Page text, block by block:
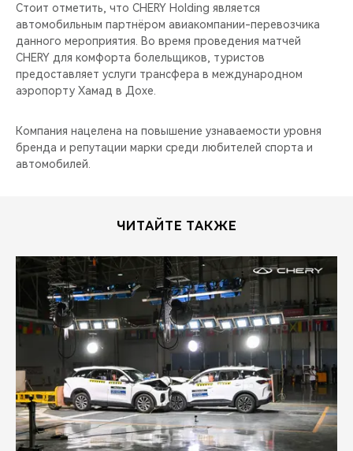
Стоит отметить, что CHERY Holding является
автомобильным партнёром авиакомпании-перевозчика
данного мероприятия. Во время проведения матчей
CHERY для комфорта болельщиков, туристов
предоставляет услуги трансфера в международном
аэропорту Хамад в Дохе.
Компания нацелена на повышение узнаваемости уровня
бренда и репутации марки среди любителей спорта и
автомобилей.
ЧИТАЙТЕ ТАКЖЕ